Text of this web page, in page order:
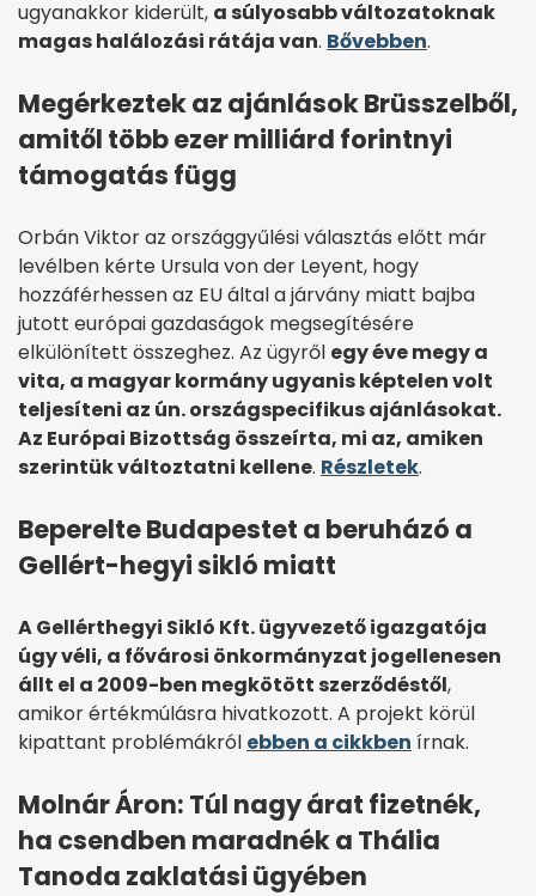
ugyanakkor kiderült, a súlyosabb változatoknak
magas halálozási rátája van. Bővebben.
Megérkeztek az ajánlások Brüsszelből,
amitől több ezer milliárd forintnyi
támogatás függ
Orbán Viktor az országgyűlési választás előtt már
levélben kérte Ursula von der Leyent, hogy
hozzáférhessen az EU által a járvány miatt bajba
jutott európai gazdaságok megsegítésére
elkülönített összeghez. Az ügyről egy éve megy a
vita, a magyar kormány ugyanis képtelen volt
teljesíteni az ún. országspecifikus ajánlásokat.
Az Európai Bizottság összeírta, mi az, amiken
szerintük változtatni kellene. Részletek.
Beperelte Budapestet a beruházó a
Gellért-hegyi sikló miatt
A Gellérthegyi Sikló Kft. ügyvezető igazgatója
úgy véli, a fővárosi önkormányzat jogellenesen
állt el a 2009-ben megkötött szerződéstől,
amikor értékmúlásra hivatkozott. A projekt körül
kipattant problémákról ebben a cikkben írnak.
Molnár Áron: Túl nagy árat fizetnék,
ha csendben maradnék a Thália
Tanoda zaklatási ügyében